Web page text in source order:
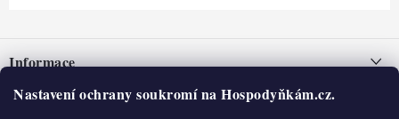
Nastavení ochrany soukromí na Hospodyňkám.cz.
pInformace
Nepřevzetí zásilky na dobírku
O nás